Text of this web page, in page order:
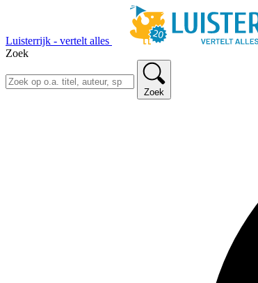
Luisterrijk - vertelt alles
Zoek
Zoek